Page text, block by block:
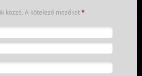
közzé. A kötelező mezőket*